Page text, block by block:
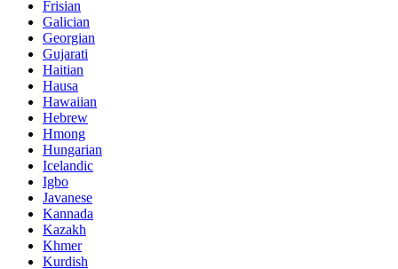
Frisian
Galician
Georgian
Gujarati
Haitian
Hausa
Hawaiian
Hebrew
Hmong
Hungarian
Icelandic
Igbo
Javanese
Kannada
Kazakh
Khmer
Kurdish